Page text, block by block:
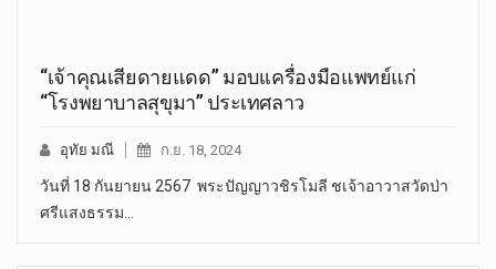
“เจ้าคุณเสียดายแดด” มอบเเครื่องมือแพทย์แก่
“โรงพยาบาลสุขุมา” ประเทศลาว
อุทัย มณี ก.ย. 18, 2024
วันที่ 18 กันยายน 2567 พระปัญญาวชิรโมลี ชเจ้าอาวาสวัดป่า
ศรีแสงธรรม…